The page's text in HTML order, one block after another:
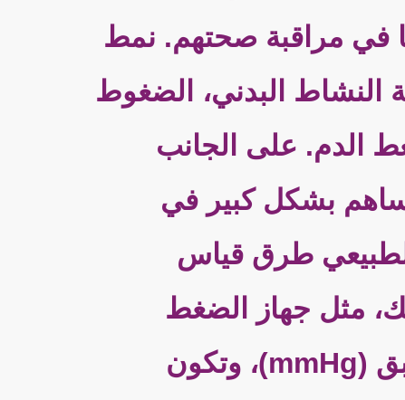
في مراقبة صحتهم. نمط
النشاط البدني، الضغوط
الدم. على الجانب
يساهم بشكل كبير في
طرق قياس
مثل جهاز الضغط
الزئبقي أو الرقمي. وتقاس قراءات الضغط بوحدات مليمتر زئبق (mmHg)، وتكون